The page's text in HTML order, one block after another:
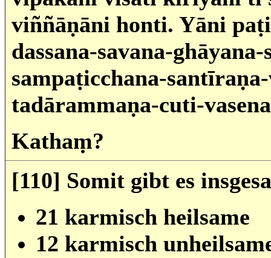
viññāṇāni honti. Yāni
dassana-savana-
sampaṭicchana-
tadārammaṇa-cuti-
Kathaṃ?
[110] Somit gibt es
21 karmisch heilsame
12 karmisch